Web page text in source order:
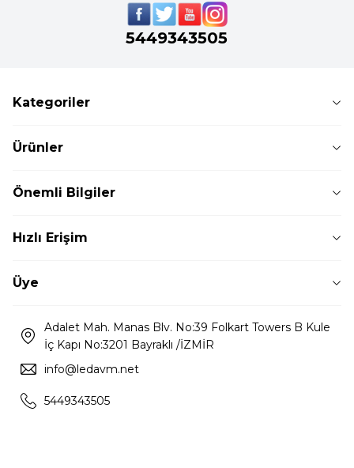
5449343505
Kategoriler
Ürünler
Önemli Bilgiler
Hızlı Erişim
Üye
Adalet Mah. Manas Blv. No:39 Folkart Towers B Kule
İç Kapı No:3201 Bayraklı /İZMİR
info@ledavm.net
5449343505